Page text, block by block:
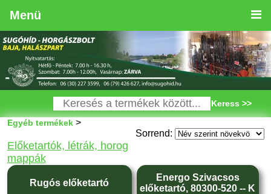
Menü
Keress >>
Egyéb termékek>
Sorrend:
Előketartók, létrák, horog
mappák
Rugós előketartó
Energo Szivacsos
előketartó, 80300-520 -- K